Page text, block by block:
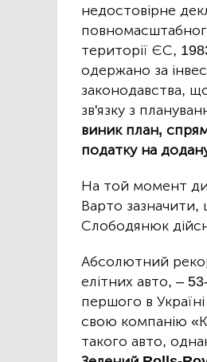
недостовірне
території ЄС,
одержано за
законодавства,
зв'язку з
виник план,
податку на
На той момент
Варто
Слободянюк
Абсолютний
елітних авто, –
першого в
свою компанію
такого авто,